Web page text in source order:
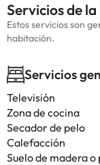
Servicios de
Estos servicios son
habitación.
Servicios
Televisión
Zona de cocina
Secador de pelo
Calefacción
Suelo de madera o